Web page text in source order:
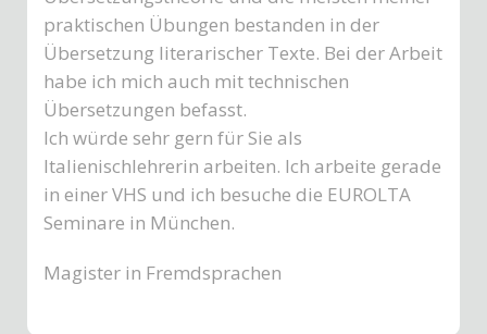
praktischen Übungen bestanden in der
Übersetzung literarischer Texte. Bei der Arbeit
habe ich mich auch mit technischen
Übersetzungen befasst.
Ich würde sehr gern für Sie als
Italienischlehrerin arbeiten. Ich arbeite gerade
in einer VHS und ich besuche die EUROLTA
Seminare in München.
Magister in Fremdsprachen